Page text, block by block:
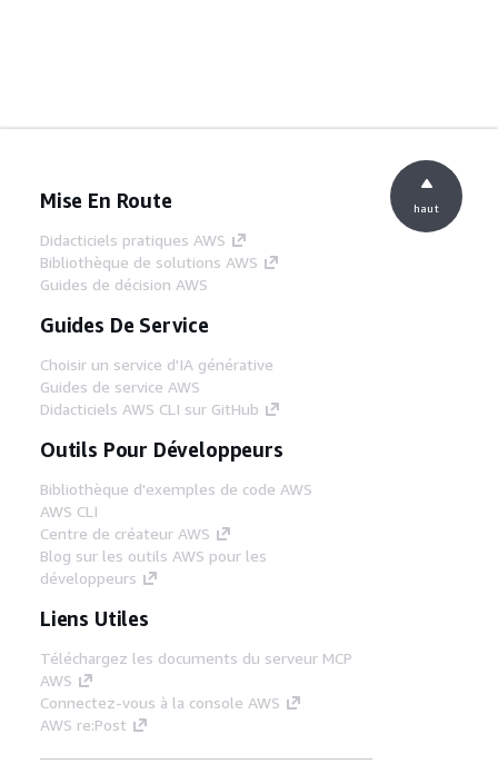
Mise En Route
Didacticiels pratiques AWS
Bibliothèque de solutions AWS
Guides de décision AWS
Guides De Service
Choisir un service d'IA générative
Guides de service AWS
Didacticiels AWS CLI sur GitHub
Outils Pour Développeurs
Bibliothèque d'exemples de code AWS
AWS CLI
Centre de créateur AWS
Blog sur les outils AWS pour les
développeurs
Liens Utiles
Téléchargez les documents du serveur MCP
AWS
Connectez-vous à la console AWS
AWS re:Post
haut